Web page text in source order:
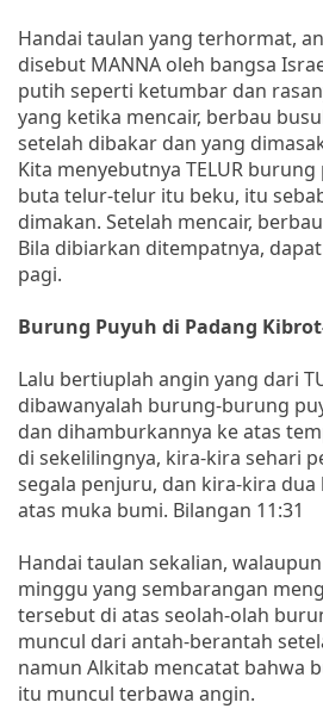
Handai taulan yang terhormat,
disebut MANNA oleh bangsa
putih seperti ketumbar dan
yang ketika mencair, berbau
setelah dibakar dan yang
Kita menyebutnya TELUR
buta telur-telur itu beku, itu
dimakan. Setelah mencair,
Bila dibiarkan ditempatnya,
pagi.
Burung Puyuh di Padang
Lalu bertiuplah angin yang dari
dibawanyalah burung-burung
dan dihamburkannya ke atas
di sekelilingnya, kira-kira sehari
segala penjuru, dan kira-kira
atas muka bumi. Bilangan 11:31
Handai taulan sekalian,
minggu yang sembarangan
tersebut di atas seolah-olah
muncul dari antah-berantah
namun Alkitab mencatat bahwa
itu muncul terbawa angin.